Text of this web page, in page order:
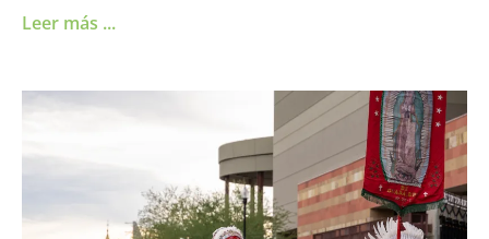
Leer más ...